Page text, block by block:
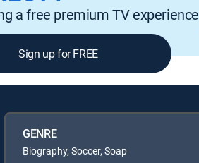
a free premium TV experience
Sign up for FREE
GENRE
Biography, Soccer, Soap